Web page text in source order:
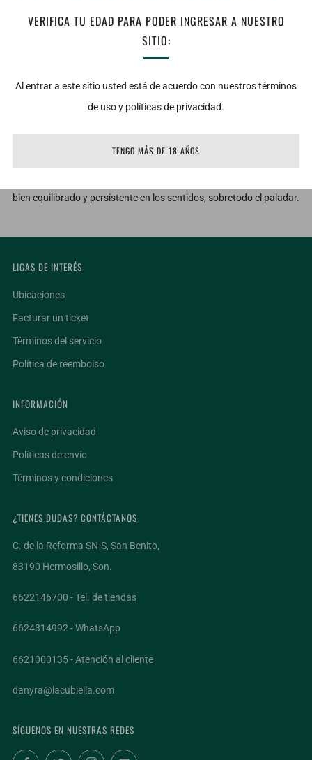
VERIFICA TU EDAD PARA PODER INGRESAR A NUESTRO
SITIO:
Al entrar a este sitio usted está de acuerdo con nuestros términos
de uso y políticas de privacidad.
TENGO MÁS DE 18 AÑOS
maduros, principalmente grosellas, cerezas y ciruelas. Entre los
complejo y de calidad. Boca: Suave, de acidez fresca y alcohol
calido. El tanino es suave y el cuerpo redondo. El aroma en boca
reafirma lo detectado en la nariz, principalmente los frutos rojos, la
madera y moras negras, ahora se potencia la pimienta blanca, el
bien equilibrado y persistente en los sentidos, sobretodo el paladar.
LIGAS DE INTERÉS
Ubicaciones
Facturar un ticket
Términos del servicio
Política de reembolso
INFORMACIÓN
Aviso de privacidad
Políticas de envío
Términos y condiciones
¿TIENES DUDAS? CONTÁCTANOS
C. de la Reforma SN-S, San Benito,
83190 Hermosillo, Son.
6622146700 - Tel. de tiendas
6624314992 - WhatsApp
6621000135 - Atención al cliente
danyra@lacubiella.com
SÍGUENOS EN NUESTRAS REDES